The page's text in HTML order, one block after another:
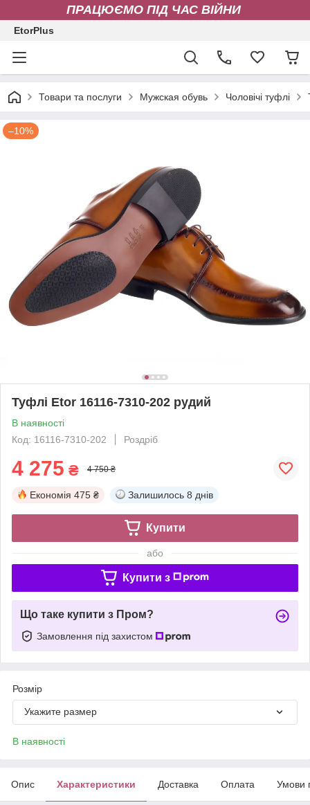
ПРАЦЮЄМО ПІД ЧАС ВІЙНИ
EtorPlus
Товари та послуги Мужская обувь Чоловічі туфлі
–10%
Туфлі Etor 16116-7310-202 рудий
В наявності
Код: 16116-7310-202
Роздріб
4 275 ₴ 4 750 ₴
Економія 475 ₴ Залишилось 8 днів
Купити
або
Купити з
Що таке купити з Пром?
Замовлення під захистом
Розмір
Укажите размер
В наявності
Опис Характеристики Доставка Оплата Умови